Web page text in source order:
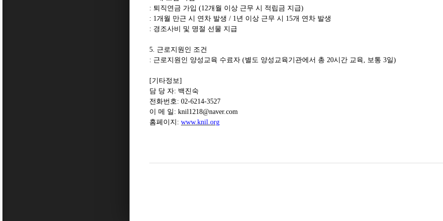
: 퇴직연금 가입 (12개월 이상 근무 시 적립금 지급)
: 1개월 만근 시 연차 발생 / 1년 이상 근무 시 15개 연차 발생
: 경조사비 및 명절 선물 지급
5. 근로지원인 조건
: 근로지원인 양성교육 수료자 (별도 양성교육기관에서 총 20시간 교육, 보통 3일)
[기타정보]
담 당 자: 백진숙
전화번호: 02-6214-3527
이 메 일 : knil1218@naver.com
홈페이지 : www.knil.org